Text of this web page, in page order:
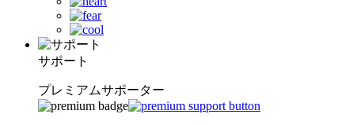
サポート
プレミアムサポーター